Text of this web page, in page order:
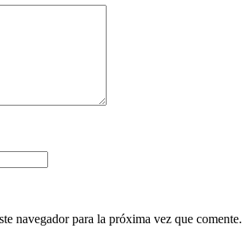
navegador para la próxima vez que comente.